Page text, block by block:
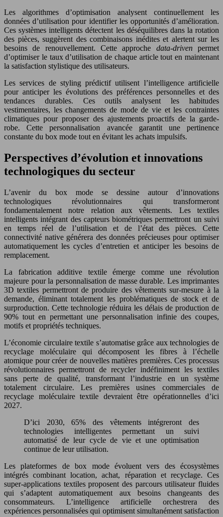
Les algorithmes d’optimisation analysent continuellement les
données d’utilisation pour identifier les opportunités d’amélioration.
Ces systèmes intelligents détectent les déséquilibres dans la rotation
des pièces, suggèrent des combinaisons inédites et alertent sur les
besoins de renouvellement. Cette approche data-drivenpermet
d’optimiser le taux d’utilisation de chaque article tout en maintenant
la satisfaction stylistique des utilisateurs.
Les services de styling prédictif utilisent l’intelligence artificielle
pour anticiper les évolutions des préférences personnelles et des
tendances durables. Ces outils analysent les habitudes
vestimentaires, les changements de mode de vie et les contraintes
climatiques pour proposer des ajustements proactifs de la garde-
robe. Cette personnalisation avancée garantit une pertinence
constante du box mode tout en évitant les achats impulsifs.
Perspectives d’évolution et innovations
technologiques du secteur
L’avenir du box mode se dessine autour d’innovations
technologiques révolutionnaires qui transformeront
fondamentalement notre relation aux vêtements. Les textiles
intelligents intégrant des capteurs biométriques permettront un suivi
en temps réel de l’utilisation et de l’état des pièces. Cette
connectivité native générera des données précieuses pour optimiser
automatiquement les cycles d’entretien et anticiper les besoins de
remplacement.
La fabrication additive textile émerge comme une révolution
majeure pour la personnalisation de masse durable. Les imprimantes
3D textiles permettront de produire des vêtements sur-mesure à la
demande, éliminant totalement les problématiques de stock et de
surproduction. Cette technologie réduira les délais de production de
90% tout en permettant une personnalisation infinie des coupes,
motifs et propriétés techniques.
L’économie circulaire textile s’automatise grâce aux technologies de
recyclage moléculaire qui décomposent les fibres à l’échelle
atomique pour créer de nouvelles matières premières. Ces processus
révolutionnaires permettront de recycler indéfiniment les textiles
sans perte de qualité, transformant l’industrie en un système
totalement circulaire. Les premières usines commerciales de
recyclage moléculaire textile devraient être opérationnelles d’ici
2027.
D’ici 2030, 65% des vêtements intégreront des
technologies intelligentes permettant un suivi
automatisé de leur cycle de vie et une optimisation
continue de leur utilisation.
Les plateformes de box mode évoluent vers des écosystèmes
intégrés combinant location, achat, réparation et recyclage. Ces
super-applications textiles proposent des parcours utilisateur fluides
qui s’adaptent automatiquement aux besoins changeants des
consommateurs. L’intelligence artificielle orchestrera des
expériences personnalisées qui optimisent simultanément satisfaction